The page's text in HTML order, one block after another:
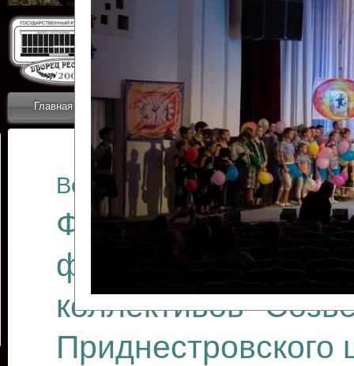
Главная Приветствие Новости
ОТЧЕТЫ ГКЦ
Все отчеты
Финал
фестиваля
коллективов
Приднестровского